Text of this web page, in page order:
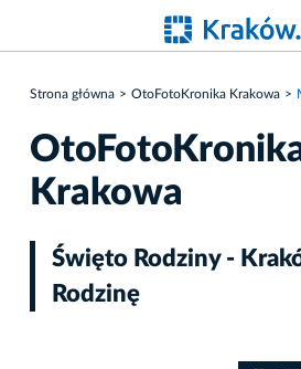
Strona główna OtoFotoKronika Krakowa
Krakowa
Święto Rodziny -
Rodzinę